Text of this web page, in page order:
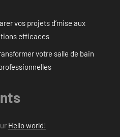
vos projets d’mise aux
efficaces
votre salle de bain
Hello world!